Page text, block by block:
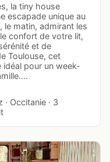
la tiny house
escapade unique au
matin, admirant les
confort de votre lit,
et de
Toulouse, cet
idéal pour un week-
Occitanie · 3